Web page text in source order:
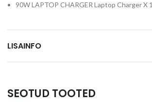
90W LAPTOP CHARGER Laptop Charger X 1
LISAINFO
SEOTUD TOOTED